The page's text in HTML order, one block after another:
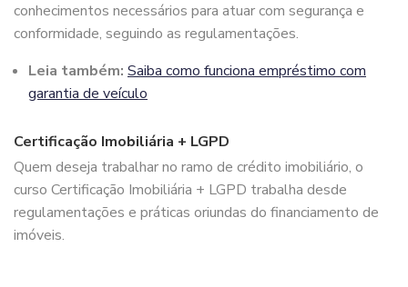
conhecimentos necessários para atuar com segurança e
conformidade, seguindo as regulamentações.
Leia também: Saiba como funciona empréstimo com
garantia de veículo
Certificação Imobiliária + LGPD
Quem deseja trabalhar no ramo de crédito imobiliário, o
curso Certificação Imobiliária + LGPD trabalha desde
regulamentações e práticas oriundas do financiamento de
imóveis.